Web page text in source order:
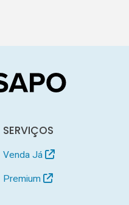
SERVIÇOS
Venda Já
Premium